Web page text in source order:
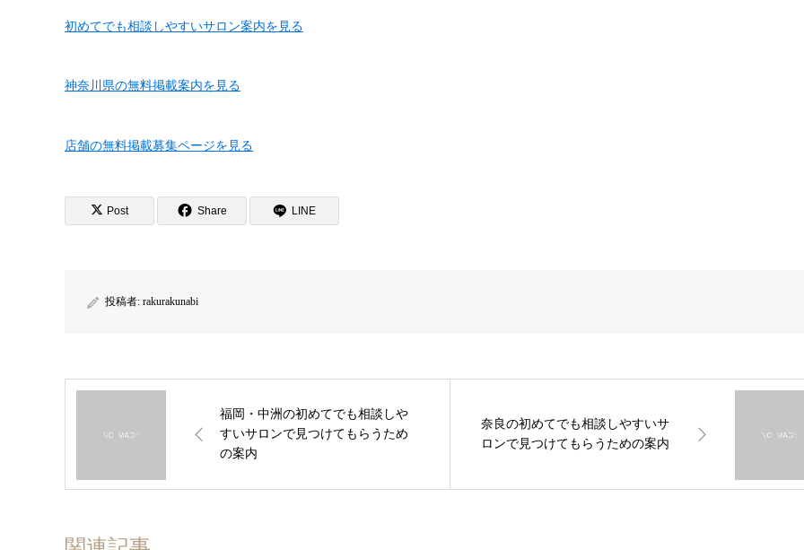
初めてでも相談しやすいサロン案内を見る
神奈川県の無料掲載案内を見る
店舗の無料掲載募集ページを見る
Post Share LINE
投稿者: rakurakunabi
福岡・中洲の初めてでも相談しや
すいサロンで見つけてもらうため
の案内
奈良の初めてでも相談しやすいサ
ロンで見つけてもらうための案内